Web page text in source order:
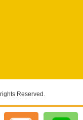
Reserved.